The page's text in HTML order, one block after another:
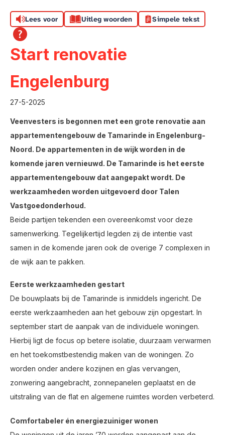
Lees voor Uitleg woorden Simpele tekst
Start renovatie
Engelenburg
27-5-2025
Veenvesters is begonnen met een grote renovatie aan
appartementengebouw de Tamarinde in Engelenburg-
Noord. De appartementen in de wijk worden in de
komende jaren vernieuwd. De Tamarinde is het eerste
appartementengebouw dat aangepakt wordt. De
werkzaamheden worden uitgevoerd door Talen
Vastgoedonderhoud.
Beide partijen tekenden een overeenkomst voor deze
samenwerking. Tegelijkertijd legden zij de intentie vast
samen in de komende jaren ook de overige 7 complexen in
de wijk aan te pakken.
Eerste werkzaamheden gestart
De bouwplaats bij de Tamarinde is inmiddels ingericht. De
eerste werkzaamheden aan het gebouw zijn opgestart. In
september start de aanpak van de individuele woningen.
Hierbij ligt de focus op betere isolatie, duurzaam verwarmen
en het toekomstbestendig maken van de woningen. Zo
worden onder andere kozijnen en glas vervangen,
zonwering aangebracht, zonnepanelen geplaatst en de
uitstraling van de flat en algemene ruimtes worden verbeterd.
Comfortabeler én energiezuiniger wonen